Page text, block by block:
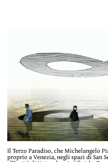
Il Terzo Paradiso, che Michelangelo
proprio a Venezia, negli spazi di San